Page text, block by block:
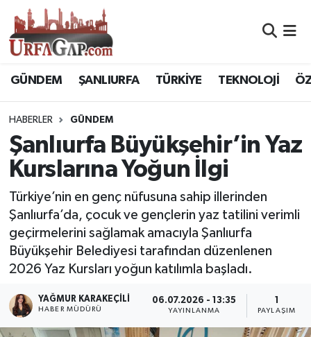
GÜNDEM ŞANLIURFA TÜRKİYE TEKNOLOJİ
HABERLER GÜNDEM
Şanlıurfa Büyükşehir’in Yaz
Kurslarına Yoğun İlgi
Türkiye’nin en genç nüfusuna sahip illerinden
Şanlıurfa’da, çocuk ve gençlerin yaz tatilini verimli
geçirmelerini sağlamak amacıyla Şanlıurfa
Büyükşehir Belediyesi tarafından düzenlenen
2026 Yaz Kursları yoğun katılımla başladı.
YAĞMUR KARAKEÇILI
HABER MÜDÜRÜ
06.07.2026 - 13:35
YAYINLANMA PAYLAŞIM
Nöbetçi Eczaneler
Hava Durumu
Namaz Vakitleri
Trafik Durumu
Süper Lig Puan Durumu ve Fikstür
Tüm Manşetler
Son Dakika Haberleri
Haber Arşivi